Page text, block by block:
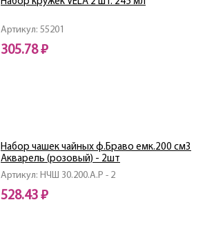
Артикул: 55201
305.78 ₽
Артикул: НЧШ 30.200.А.Р - 2
Набор чашек чайных ф.Браво емк.200 см3
Акварель (розовый) - 2шт
528.43 ₽